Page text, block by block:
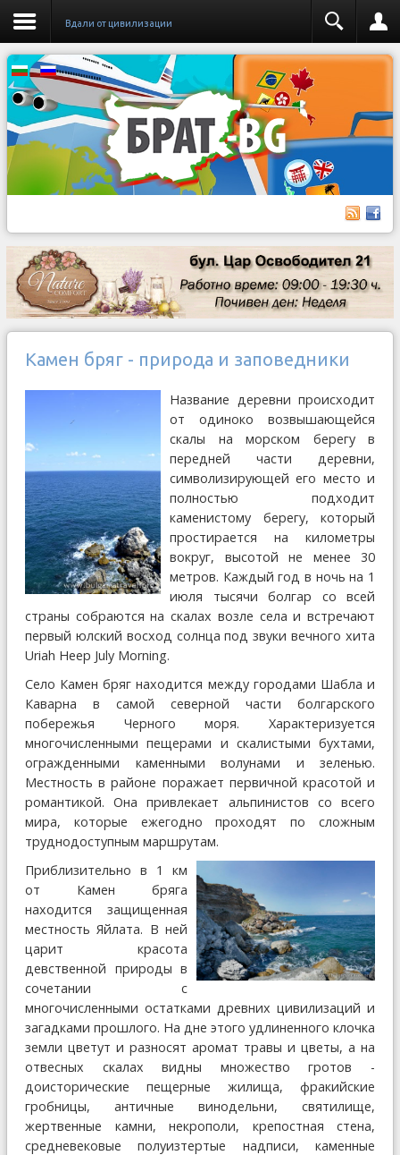
Вдали от цивилизации
Камен бряг - природа и заповедники
Название деревни происходит
от одиноко возвышающейся
скалы на морском берегу в
передней части деревни,
символизирующей его место и
полностью подходит
каменистому берегу, который
простирается на километры
вокруг, высотой не менее 30
метров. Каждый год в ночь на 1
июля тысячи болгар со всей
страны собраются на скалах возле села и встречают
первый юлский восход солнца под звуки вечного хита
Uriah Heep July Morning.
Село Камен бряг находится между городами Шабла и
Каварна в самой северной части болгарского
побережья Черного моря. Характеризуется
многочисленными пещерами и скалистыми бухтами,
огражденными каменными волунами и зеленью.
Местность в районе поражает первичной красотой и
романтикой. Она привлекает альпинистов со всего
мира, которые ежегодно проходят по сложным
труднодоступным маршрутам.
Приблизительно в 1 км
от Камен бряга
находится защищенная
местность Яйлата. В ней
царит красота
девственной природы в
сочетании с
многочисленными остатками древних цивилизаций и
загадками прошлого. На дне этого удлиненного клочка
земли цветут и разносят аромат травы и цветы, а на
отвесных скалах видны множество гротов -
доисторические пещерные жилища, фракийские
гробницы, античные винодельни, святилище,
жертвенные камни, некрополи, крепостная стена,
средневековые полуизтертые надписи, каменные